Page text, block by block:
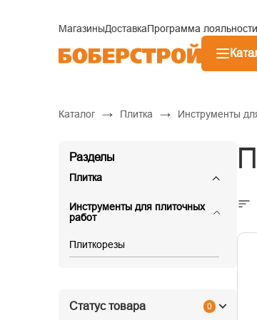
МагазиныДоставкаПрограмма лояльности
Каталог → Плитка → Инструменты
Разделы
Плитка
Инструменты для плиточных
работ
Плиткорезы
Статус товара 0